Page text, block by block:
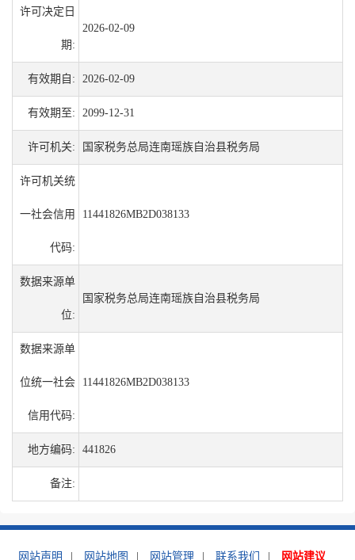
许可决定日
期:
2026-02-09
有效期自: 2026-02-09
有效期至: 2099-12-31
许可机关: 国家税务总局连南瑶族自治县税务局
许可机关统
一社会信用
代码:
11441826MB2D038133
数据来源单
位:
国家税务总局连南瑶族自治县税务局
数据来源单
位统一社会
信用代码:
11441826MB2D038133
地方编码: 441826
备注:
网站声明 网站地图 网站管理 联系我们 网站建议